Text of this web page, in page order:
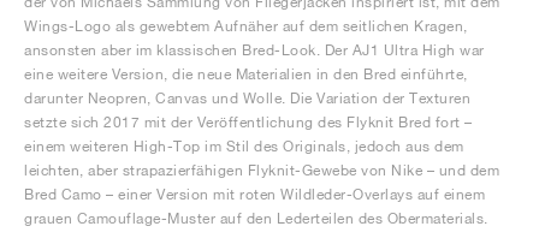
Wings-Logo als gewebtem Aufnäher auf dem seitlichen Kragen,
ansonsten aber im klassischen Bred-Look. Der AJ1 Ultra High war
eine weitere Version, die neue Materialien in den Bred einführte,
darunter Neopren, Canvas und Wolle. Die Variation der Texturen
setzte sich 2017 mit der Veröffentlichung des Flyknit Bred fort –
einem weiteren High-Top im Stil des Originals, jedoch aus dem
leichten, aber strapazierfähigen Flyknit-Gewebe von Nike – und dem
Bred Camo – einer Version mit roten Wildleder-Overlays auf einem
grauen Camouflage-Muster auf den Lederteilen des Obermaterials.